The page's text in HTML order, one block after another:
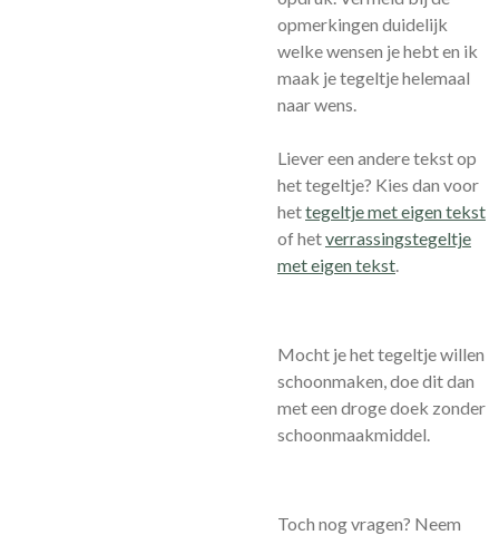
opmerkingen duidelijk
welke wensen je hebt en ik
maak je tegeltje helemaal
naar wens.
Liever een andere tekst op
het tegeltje? Kies dan voor
hettegeltje met eigen tekst
of hetverrassingstegeltje
met eigen tekst.
Mocht je het tegeltje willen
schoonmaken, doe dit dan
met een droge doek zonder
schoonmaakmiddel.
Toch nog vragen? Neem